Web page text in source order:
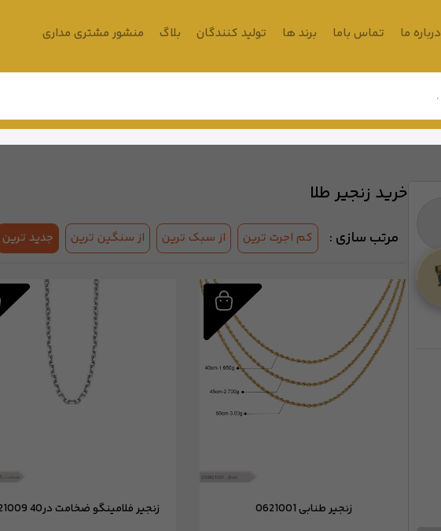
درباره ما تماس باما برند ها تولید کنندگان بلاگ منشور مشتری مداری
خرید زنجیر طلا
مرتب سازی : کم اجرت ترین از سبک ترین از سنگین ترین جدید ترین
زنجیر طنابی 0621001 زنجیر فلامینگو ضخامت در40 0221009